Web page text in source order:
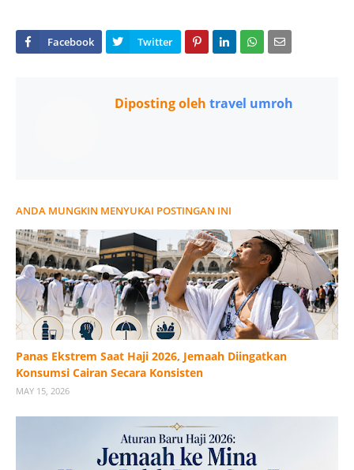
Diposting oleh travel umroh
ANDA MUNGKIN MENYUKAI POSTINGAN INI
Panas Ekstrem Saat Haji 2026, Jemaah Diingatkan
Konsumsi Cairan Secara Konsisten
MAY 15, 2026